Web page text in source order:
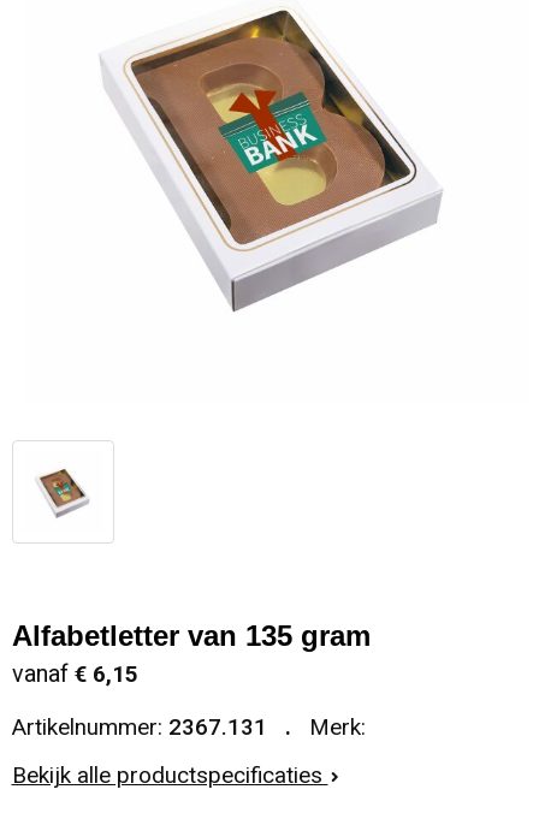
Alfabetletter van 135 gram
vanaf € 6,15
Artikelnummer: 2367.131
Merk:
Bekijk alle productspecificaties